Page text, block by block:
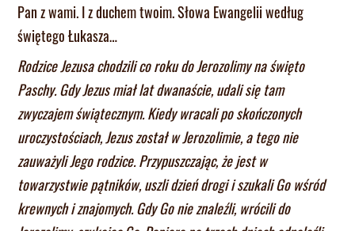
Pan z wami. I z duchem twoim. Słowa Ewangelii według
świętego Łukasza…
Rodzice Jezusa chodzili co roku do Jerozolimy na święto
Paschy. Gdy Jezus miał lat dwanaście, udali się tam
zwyczajem świątecznym. Kiedy wracali po skończonych
uroczystościach, Jezus został w Jerozolimie, a tego nie
zauważyli Jego rodzice. Przypuszczając, że jest w
towarzystwie pątników, uszli dzień drogi i szukali Go wśród
krewnych i znajomych. Gdy Go nie znaleźli, wrócili do